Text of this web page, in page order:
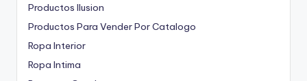
Productos Ilusion
Productos Para Vender Por Catalogo
Ropa Interior
Ropa Intima